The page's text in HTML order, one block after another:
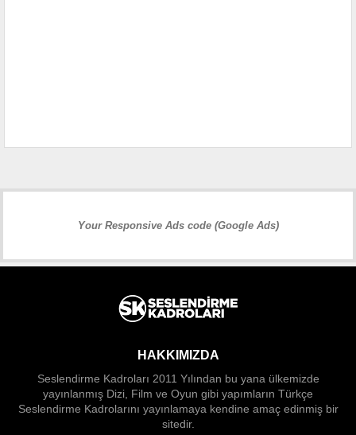
Your Responsive Ads code (Google Ads)
HAKKIMIZDA
Seslendirme Kadroları 2011 Yılından bu yana ülkemizde
yayınlanmış Dizi, Film ve Oyun gibi yapımların Türkçe
Seslendirme Kadrolarını yayınlamaya kendine amaç edinmiş bir
sitedir.